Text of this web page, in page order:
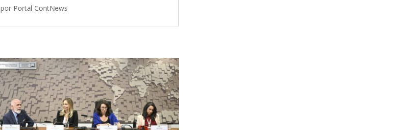
por Portal ContNews